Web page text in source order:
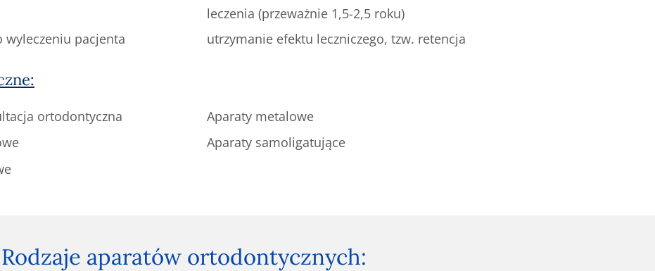
leczenia (przeważnie 1,5-2,5 roku)
wyleczeniu pacjenta
utrzymanie efektu leczniczego, tzw. retencja
ortodontyczna
Aparaty metalowe
Aparaty samoligatujące
Rodzaje aparatów ortodontycznych: